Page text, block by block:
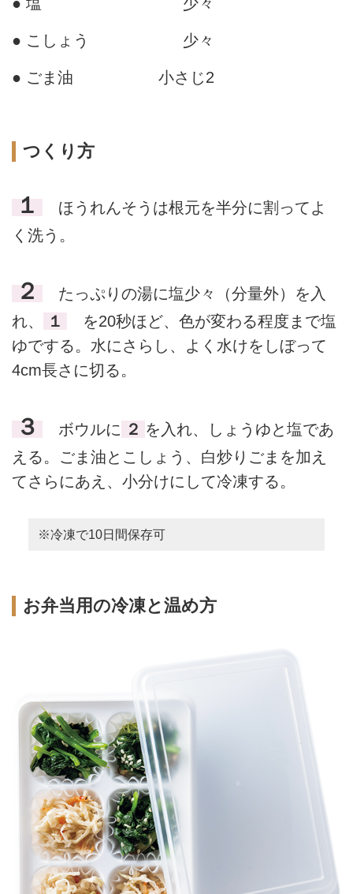
● 塩 少々
● こしょう 少々
● ごま油 小さじ2
つくり方
１
ほうれんそうは根元を半分に割ってよ
く洗う。
２
たっぷりの湯に塩少々（分量外）を入
れ、
１
を20秒ほど、色が変わる程度まで塩
ゆでする。水にさらし、よく水けをしぼって
4cm長さに切る。
３ ボウルに ２ を入れ、しょうゆと塩であ
える。ごま油とこしょう、白炒りごまを加え
てさらにあえ、小分けにして冷凍する。
※冷凍で10日間保存可
お弁当用の冷凍と温め方